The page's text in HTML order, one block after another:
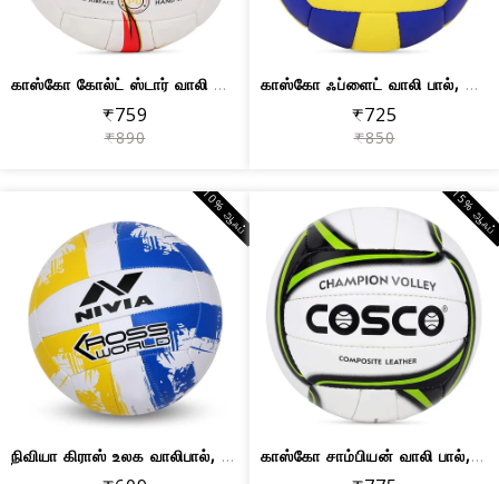
காஸ்கோ கோல்ட் ஸ்டார் வாலி பால், அளவு 4
₹759
₹890
காஸ்கோ ஃப்ளைட் வாலி பால், அளவு 4
₹725
₹850
நிவியா கிராஸ் உலக வாலிபால், அளவு 4
10% ஆஃப்
காஸ்கோ சாம்பியன் வாலி பால், அளவு 4
15%